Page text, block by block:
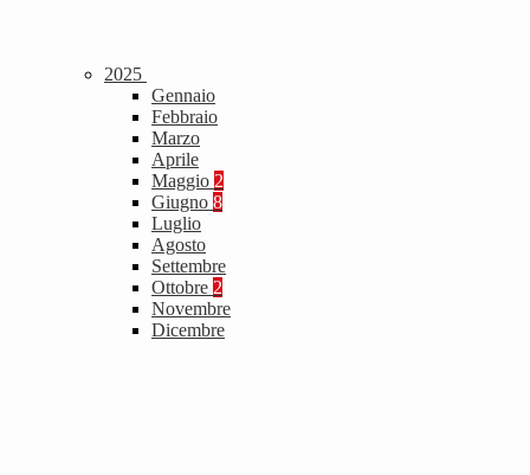
2025
Gennaio
Febbraio
Marzo
Aprile
Maggio 2
Giugno 8
Luglio
Agosto
Settembre
Ottobre 2
Novembre
Dicembre